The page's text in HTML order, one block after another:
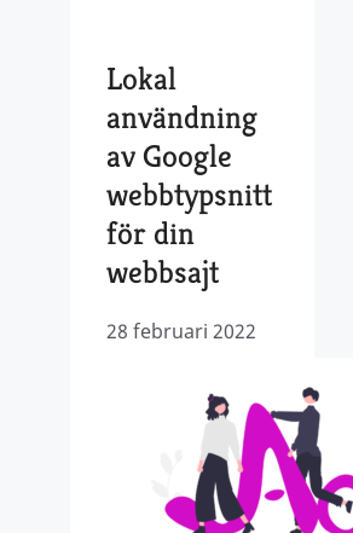
Lokal
användning
av Google
webbtypsnitt
för din
webbsajt
28 februari 2022